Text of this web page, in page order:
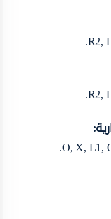
R2,
R2,
O, X, L1,